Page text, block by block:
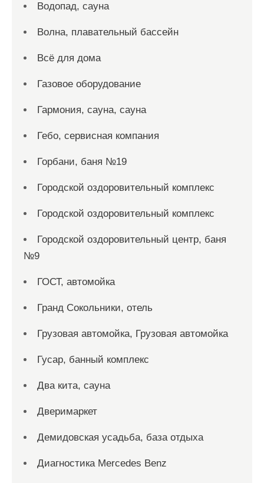
Водопад, сауна
Волна, плавательный бассейн
Всё для дома
Газовое оборудование
Гармония, сауна, сауна
Гебо, сервисная компания
Горбани, баня №19
Городской оздоровительный комплекс
Городской оздоровительный комплекс
Городской оздоровительный центр, баня
№9
ГОСТ, автомойка
Гранд Сокольники, отель
Грузовая автомойка, Грузовая автомойка
Гусар, банный комплекс
Два кита, сауна
Дверимаркет
Демидовская усадьба, база отдыха
Диагностика Mercedes Benz